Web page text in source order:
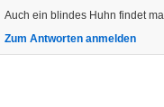
Auch ein blindes Huhn findet
Zum Antworten anmelden